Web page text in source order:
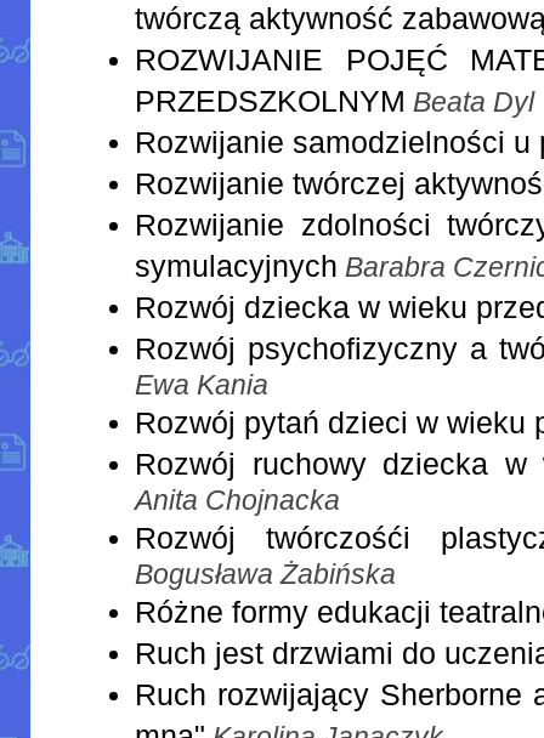
twórczą aktywność
ROZWIJANIE POJĘĆ
PRZEDSZKOLNYM Beata Dyl
Rozwijanie samodzielności u
Rozwijanie twórczej
Rozwijanie zdolności
symulacyjnych Barabra
Rozwój dziecka w wieku
Rozwój psychofizyczny a
Ewa Kania
Rozwój pytań dzieci w wieku
Rozwój ruchowy dziecka
Anita Chojnacka
Rozwój twórczośći
Bogusława Żabińska
Różne formy edukacji
Ruch jest drzwiami do
Ruch rozwijający Sherborne